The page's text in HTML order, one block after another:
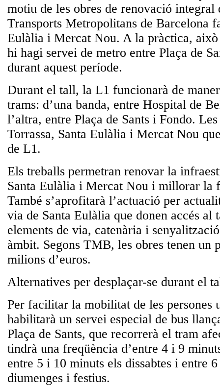
motiu de les obres de renovació integral
Transports Metropolitans de Barcelona
Eulàlia i Mercat Nou. A la pràctica,
hi hagi servei de metro entre Plaça de
durant aquest període.
Durant el tall, la L1 funcionarà de
trams: d’una banda, entre Hospital de
l’altra, entre Plaça de Sants i Fondo.
Torrassa, Santa Eulàlia i Mercat Nou
de L1.
Els treballs permetran renovar la
Santa Eulàlia i Mercat Nou i millorar la
També s’aprofitarà l’actuació per
via de Santa Eulàlia que donen accés al
elements de via, catenària i
àmbit. Segons TMB, les obres tenen un
milions d’euros.
Alternatives per desplaçar-se durant el
Per facilitar la mobilitat de les persones
habilitarà un servei especial de bus
Plaça de Sants, que recorrerà el tram
tindrà una freqüència d’entre 4 i 9
entre 5 i 10 minuts els dissabtes i entre
diumenges i festius.